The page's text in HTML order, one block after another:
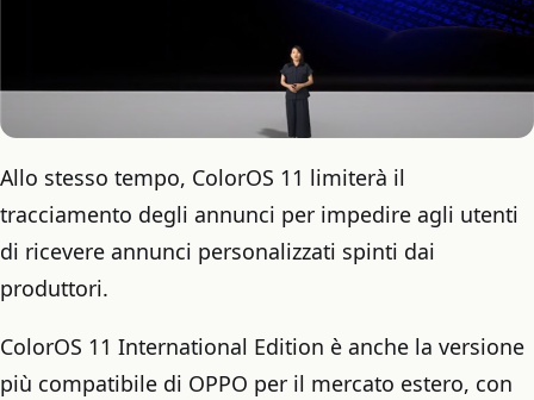
Allo stesso tempo, ColorOS 11 limiterà il
tracciamento degli annunci per impedire agli utenti
di ricevere annunci personalizzati spinti dai
produttori.
ColorOS 11 International Edition è anche la versione
più compatibile di OPPO per il mercato estero, con